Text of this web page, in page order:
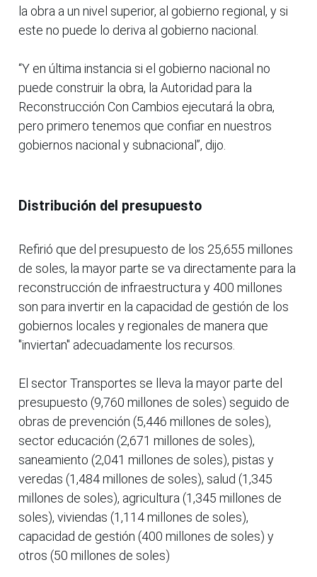
la obra a un nivel superior, al gobierno regional, y si
este no puede lo deriva al gobierno nacional.
“Y en última instancia si el gobierno nacional no
puede construir la obra, la Autoridad para la
Reconstrucción Con Cambios ejecutará la obra,
pero primero tenemos que confiar en nuestros
gobiernos nacional y subnacional”, dijo.
Distribución del presupuesto
Refirió que del presupuesto de los 25,655 millones
de soles, la mayor parte se va directamente para la
reconstrucción de infraestructura y 400 millones
son para invertir en la capacidad de gestión de los
gobiernos locales y regionales de manera que
"inviertan" adecuadamente los recursos.
El sector Transportes se lleva la mayor parte del
presupuesto (9,760 millones de soles) seguido de
obras de prevención (5,446 millones de soles),
sector educación (2,671 millones de soles),
saneamiento (2,041 millones de soles), pistas y
veredas (1,484 millones de soles), salud (1,345
millones de soles), agricultura (1,345 millones de
soles), viviendas (1,114 millones de soles),
capacidad de gestión (400 millones de soles) y
otros (50 millones de soles)